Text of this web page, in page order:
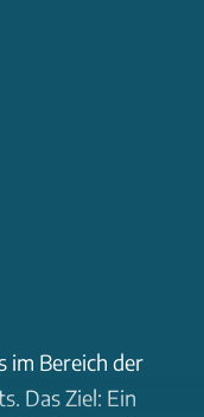
im Bereich der
Das Ziel: Ein